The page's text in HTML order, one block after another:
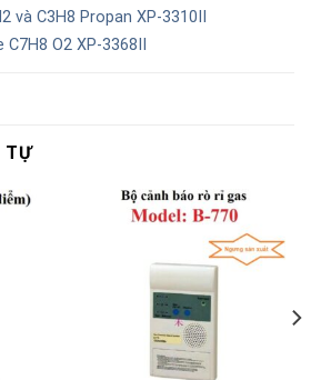
và C3H8 Propan XP-3310II
O2 XP-3368II
TỰ